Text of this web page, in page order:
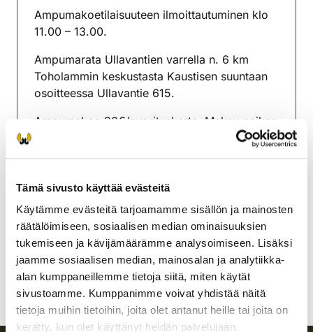
Tämä sivusto käyttää evästeitä
Käytämme evästeitä tarjoamamme sisällön ja mainosten
räätälöimiseen, sosiaalisen median ominaisuuksien
tukemiseen ja kävijämäärämme analysoimiseen. Lisäksi
jaamme sosiaalisen median, mainosalan ja analytiikka-
alan kumppaneillemme tietoja siitä, miten käytät
sivustoamme. Kumppanimme voivat yhdistää näitä
tietoja muihin tietoihin, joita olet antanut heille tai joita on
kerätty, kun olet käyttänyt heidän palvelujaan.
Ampumakoetilaisuuteen ilmoittautuminen klo
11.00 – 13.00.
Ampumarata Ullavantien varrella n. 6 km
Toholammin keskustasta Kaustisen suuntaan
osoitteessa Ullavantie 615.
Ampumakoe 20€/suorituskerta. Maksu paikan
päällä joko käteisellä tai verkkomaksuna Oma
Toholammin riistanhoitoyhdistys
Pohjanmaa
0505854808
toholampi@rhy.riista.fi